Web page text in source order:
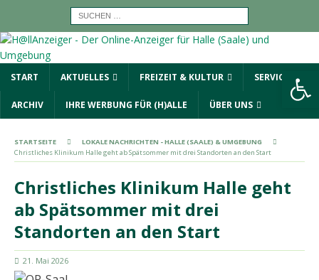
START AKTUELLES FREIZEIT & KULTUR SERVICE
ARCHIV IHRE WERBUNG FÜR (H)ALLE ÜBER UNS
STARTSEITE
LOKALE NACHRICHTEN - HALLE (SAALE) & UMGEBUNG
Christliches Klinikum Halle geht ab Spätsommer mit drei Standorten an den Start
Christliches Klinikum Halle geht
ab Spätsommer mit drei
Standorten an den Start
21. Mai 2026
Werkzeugleiste öffnen